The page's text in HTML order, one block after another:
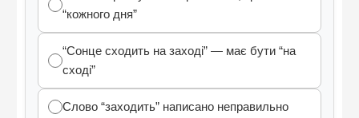
“кожного дня”
“Сонце сходить на заході” — має бути “на
сході”
Слово “заходить” написано неправильно